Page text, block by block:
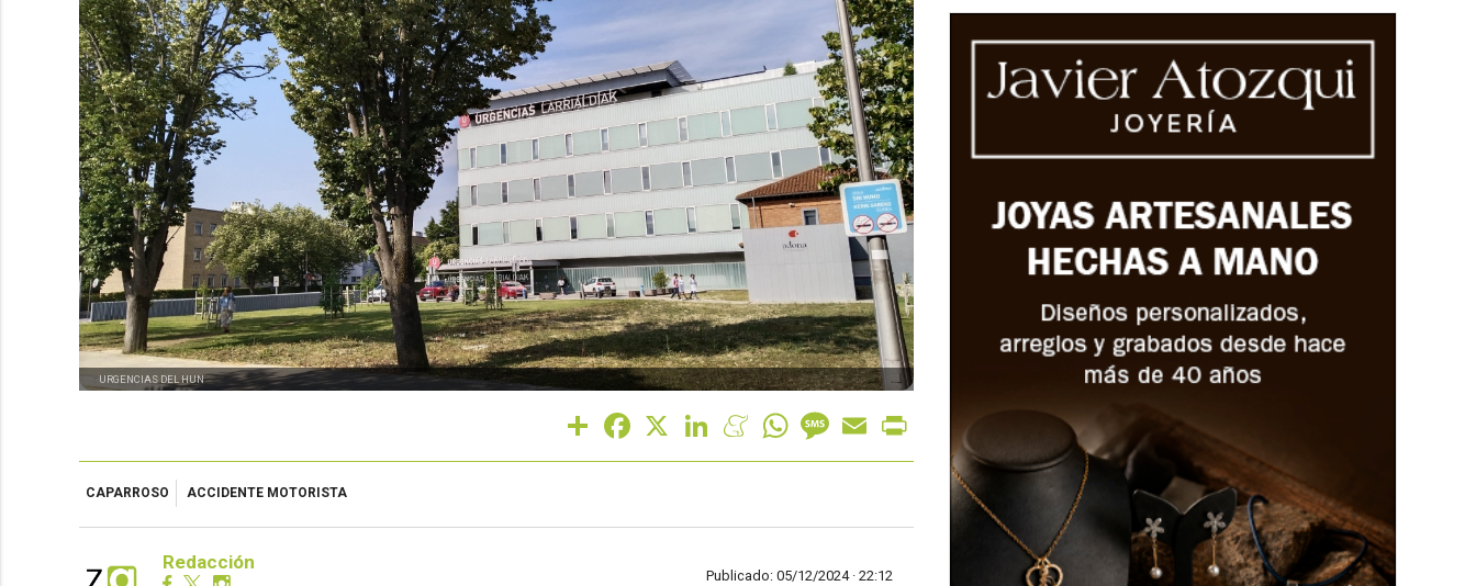
URGENCIAS DEL HUN
Share Facebook LinkedInMeneameWhatsAppMessage
Email
CAPARROSO ACCIDENTE MOTORISTA
Redacción
Publicado: 05/12/2024 · 22:12